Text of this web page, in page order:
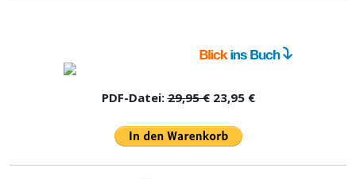
PDF-Datei:29,95 €23,95 €